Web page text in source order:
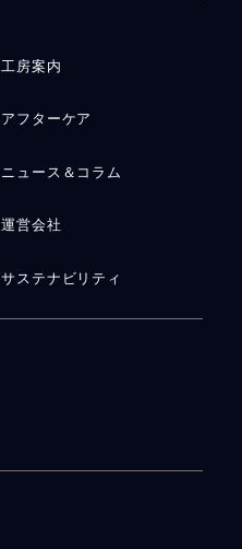
工房案内
アフターケア
ニュース＆コラム
運営会社
サステナビリティ